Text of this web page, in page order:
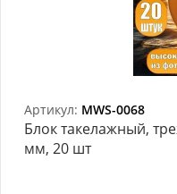
Артикул: MWS-0068
Блок такелажный,
мм, 20 шт